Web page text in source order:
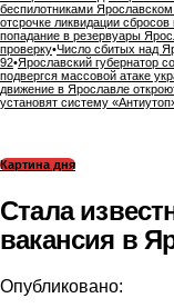
беспилотниками
отсрочке ликвидации сбросов
попадание в резервуары
проверку•Число сбитых над
92•Ярославский губернатор
подвергся массовой атаке
движение в Ярославле
установят систему
Картина дня
Стала
вакансия в
Опубликовано: